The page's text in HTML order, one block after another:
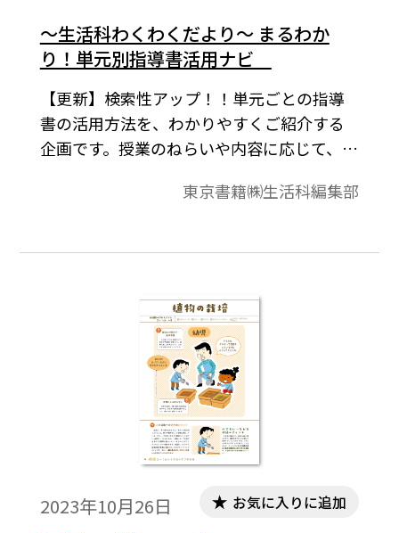
～生活科わくわくだより～ まるわか
り！単元別指導書活用ナビ
【更新】検索性アップ！！単元ごとの指導
書の活用方法を、わかりやすくご紹介する
企画です。授業のねらいや内容に応じて、Q
をご提案します。3分で授業のイメージが確
ただくと、安心して授業に臨めます。ぜひ、
東京書籍㈱生活科編集部
2023年10月26日 お気に入りに追加